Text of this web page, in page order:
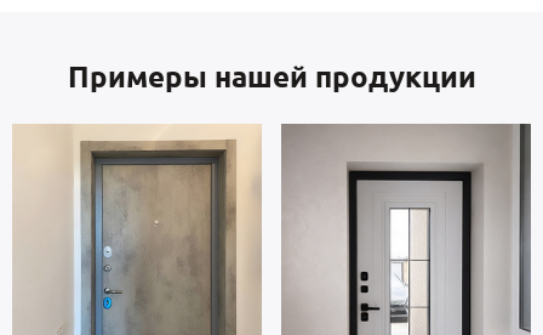
низким коэффициентом теплопроводности и 2 контура
уплотнения вокруг проема для дополнительной шумоизоляции.
Толщина полотна 65 мм.
При изготовлении дверей термо с максимальным утеплением
используется технология терморазрыв, которая не дает двери
промерзнуть при морозах до -40° С.
Стоимость двери указана за стандартные размеры 2000х800 мм.
Вы можете вызвать бесплатно нашего замерщика для
определения размеров и расчета стоимости.
Чтобы заказать дверь МДФ, позвоните нашим менеджерам или
Примеры нашей продукции